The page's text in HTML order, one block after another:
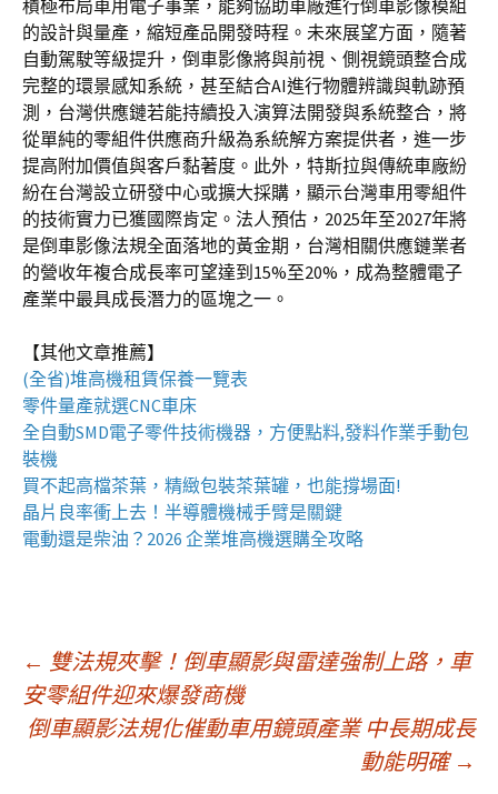
積極布局車用電子事業，能夠協助車廠進行倒車影像模組
的設計與量產，縮短產品開發時程。未來展望方面，隨著
自動駕駛等級提升，倒車影像將與前視、側視鏡頭整合成
完整的環景感知系統，甚至結合AI進行物體辨識與軌跡預
測，台灣供應鏈若能持續投入演算法開發與系統整合，將
從單純的零組件供應商升級為系統解方案提供者，進一步
提高附加價值與客戶黏著度。此外，特斯拉與傳統車廠紛
紛在台灣設立研發中心或擴大採購，顯示台灣車用零組件
的技術實力已獲國際肯定。法人預估，2025年至2027年將
是倒車影像法規全面落地的黃金期，台灣相關供應鏈業者
的營收年複合成長率可望達到15%至20%，成為整體電子
產業中最具成長潛力的區塊之一。
【其他文章推薦】
(全省)堆高機租賃保養一覽表
零件量產就選CNC車床
全自動SMD電子零件技術機器 ，方便點料,發料作業手動包
裝機
買不起高檔茶葉，精緻包裝茶葉罐 ，也能撐場面!
晶片良率衝上去！ 半導體機械手臂是關鍵
電動還是柴油？2026 企業堆高機選購全攻略
文
章
← 雙法規夾擊！倒車顯影與雷達強制上路，車
安零組件迎來爆發商機
倒車顯影法規化催動車用鏡頭產業 中長期成長
動能明確 →